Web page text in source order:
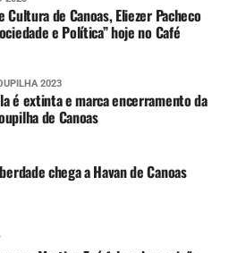
Cultura de Canoas, Eliezer Pacheco
e Política” hoje no Café
2023
é extinta e marca encerramento da
de Canoas
chega a Havan de Canoas